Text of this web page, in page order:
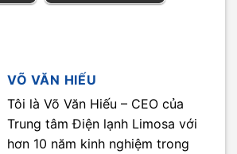
VÕ VĂN HIẾU
Tôi là Võ Văn Hiếu – CEO của
Trung tâm Điện lạnh Limosa với
hơn 10 năm kinh nghiệm trong